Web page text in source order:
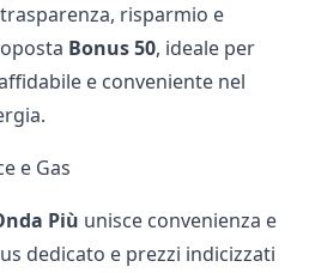
risparmio e
Bonus 50, ideale per
e conveniente nel
e Gas
Più unisce convenienza e
dedicato e prezzi indicizzati